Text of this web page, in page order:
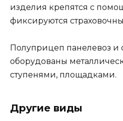
изделия крепятся с
фиксируются
Полуприцеп панелевоз и
оборудованы
ступенями, площадками.
Другие виды